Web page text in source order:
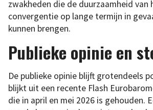
zwakheden die de duurzaamheid van
convergentie op lange termijn in
kunnen brengen.
Publieke opinie en
De publieke opinie blijft grotendeels
blijkt uit een recente Flash
die in april en mei 2026 is gehouden.